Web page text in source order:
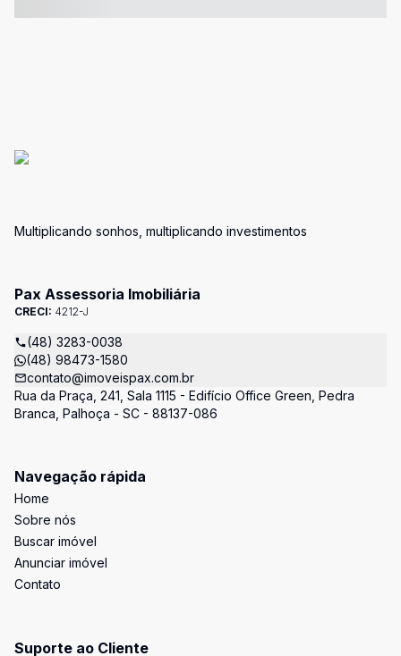
Multiplicando sonhos, multiplicando investimentos
Pax Assessoria Imobiliária
CRECI: 4212-J
(48) 3283-0038
(48) 98473-1580
contato@imoveispax.com.br
Rua da Praça, 241, Sala 1115 - Edifício Office Green, Pedra
Branca, Palhoça - SC - 88137-086
Navegação rápida
Home
Sobre nós
Buscar imóvel
Anunciar imóvel
Contato
Suporte ao Cliente